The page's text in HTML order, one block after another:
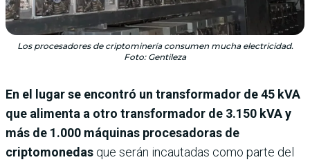
Los procesadores de criptominería consumen mucha electricidad.
Foto: Gentileza
En el lugar se encontró un transformador de 45 kVA
que alimenta a otro transformador de 3.150 kVA y
más de 1.000 máquinas procesadoras de
criptomonedas que serán incautadas como parte del